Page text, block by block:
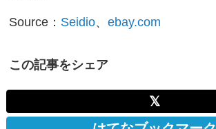
Source： Seidio、ebay.com
この記事をシェア
𝕏